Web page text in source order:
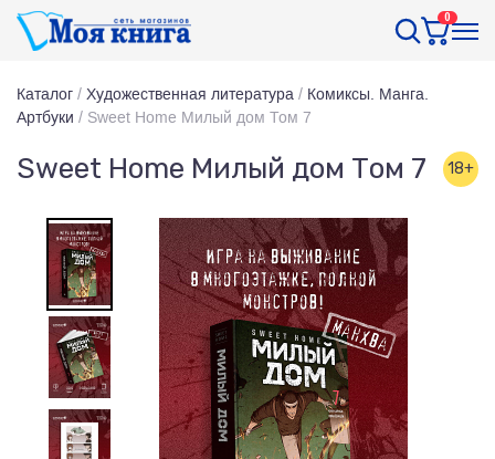
0
Каталог / Художественная литература / Комиксы. Манга.
Артбуки / Sweet Home Милый дом Том 7
Sweet Home Милый дом Том 7 18+